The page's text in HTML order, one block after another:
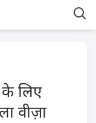
लिए
वीज़ा